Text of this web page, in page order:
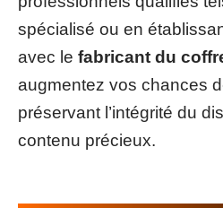
spécialisé ou en
avec le fabricant du
augmentez vos chances
préservant l’intégrité du
contenu précieux.